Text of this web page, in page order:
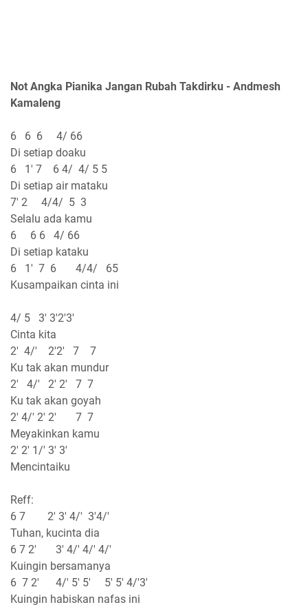
Not Angka Pianika Jangan Rubah Takdirku - Andmesh
Kamaleng
6 6 6 4/ 66
Di setiap doaku
6 1' 7 6 4/ 4/ 5 5
Di setiap air mataku
7' 2 4/4/ 5 3
Selalu ada kamu
6 6 6 4/ 66
Di setiap kataku
6 1' 7 6 4/4/ 65
Kusampaikan cinta ini
4/ 5 3' 3'2'3'
Cinta kita
2' 4/' 2'2' 7 7
Ku tak akan mundur
2' 4/' 2' 2' 7 7
Ku tak akan goyah
2' 4/' 2' 2' 7 7
Meyakinkan kamu
2' 2' 1/' 3' 3'
Mencintaiku
Reff:
6 7 2' 3' 4/' 3'4/'
Tuhan, kucinta dia
6 7 2' 3' 4/' 4/' 4/'
Kuingin bersamanya
6 7 2' 4/' 5' 5' 5' 5' 4/'3'
Kuingin habiskan nafas ini